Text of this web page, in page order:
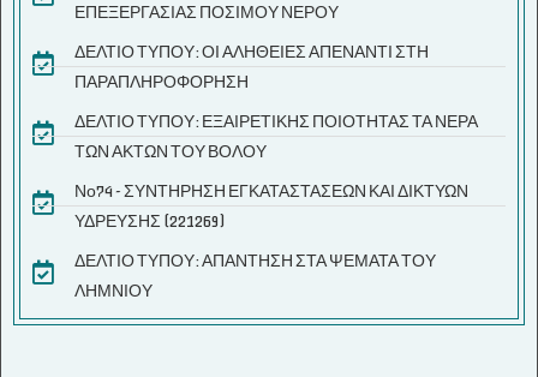
ΕΠΕΞΕΡΓΑΣΙΑΣ ΠΟΣΙΜΟΥ ΝΕΡΟΥ
ΔΕΛΤΙΟ ΤΥΠΟΥ: ΟΙ ΑΛΗΘΕΙΕΣ ΑΠΕΝΑΝΤΙ ΣΤΗ
ΠΑΡΑΠΛΗΡΟΦΟΡΗΣΗ
ΔΕΛΤΙΟ ΤΥΠΟΥ: ΕΞΑΙΡΕΤΙΚΗΣ ΠΟΙΟΤΗΤΑΣ ΤΑ ΝΕΡΑ
ΤΩΝ ΑΚΤΩΝ ΤΟΥ ΒΟΛΟΥ
Νο74 - ΣΥΝΤΗΡΗΣΗ ΕΓΚΑΤΑΣΤΑΣΕΩΝ ΚΑΙ ΔΙΚΤΥΩΝ
ΥΔΡΕΥΣΗΣ (221269)
ΔΕΛΤΙΟ ΤΥΠΟΥ: ΑΠΑΝΤΗΣΗ ΣΤΑ ΨΕΜΑΤΑ ΤΟΥ
ΛΗΜΝΙΟΥ